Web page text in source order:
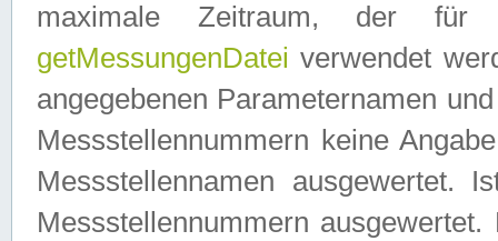
maximale Zeitraum, der
getMessungenDatei verwendet
angegebenen Parameternamen
Messstellennummern keine
Messstellennamen ausgewertet.
Messstellennummern